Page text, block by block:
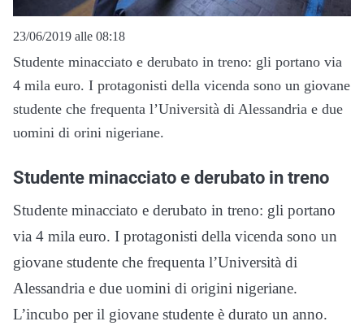
23/06/2019 alle 08:18
Studente minacciato e derubato in treno: gli portano via
4 mila euro. I protagonisti della vicenda sono un giovane
studente che frequenta l’Università di Alessandria e due
uomini di orini nigeriane.
Studente minacciato e derubato in treno
Studente minacciato e derubato in treno: gli portano
via 4 mila euro. I protagonisti della vicenda sono un
giovane studente che frequenta l’Università di
Alessandria e due uomini di origini nigeriane.
L’incubo per il giovane studente è durato un anno.